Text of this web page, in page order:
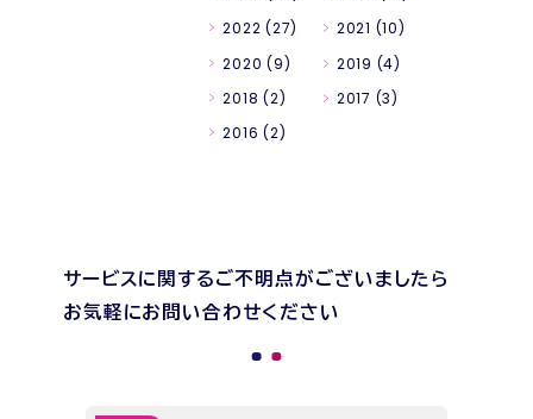
2022 (27) 2021 (10)
2020 (9) 2019 (4)
2018 (2) 2017 (3)
2016 (2)
サービスに関するご不明点がございましたら
お気軽にお問い合わせください